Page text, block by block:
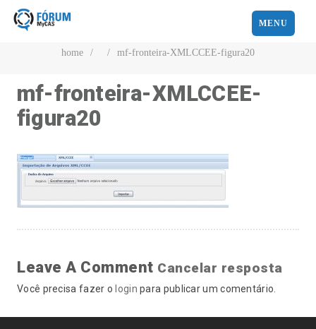
MENU
home / / mf-fronteira-XMLCCEE-figura20
mf-fronteira-XMLCCEE-
figura20
Leave A Comment Cancelar resposta
Você precisa fazer o login para publicar um comentário.